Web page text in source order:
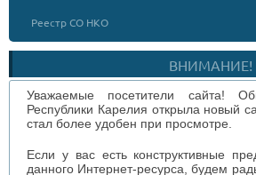
Реестр СО НКО
ВНИМАНИЕ!
Уважаемые посетители сайта!
Республики Карелия открыла новый
стал более удобен при просмотре.
Если у вас есть конструктивные
данного Интернет-ресурса, будем